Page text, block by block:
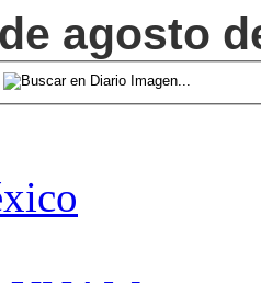
agosto